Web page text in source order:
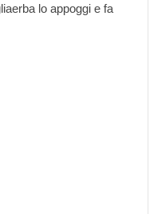
lo appoggi e fa